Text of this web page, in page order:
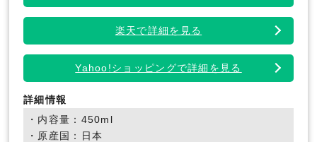
楽天で詳細を見る
Yahoo!ショッピングで詳細を見る
詳細情報
・内容量：450ml
・原産国：日本